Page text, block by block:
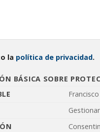
la política de privacidad.
BÁSICA SOBRE